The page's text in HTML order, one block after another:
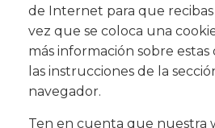
de Internet para que
vez que se coloca una
más información sobre
las instrucciones de la
navegador.
Ten en cuenta que nuestra